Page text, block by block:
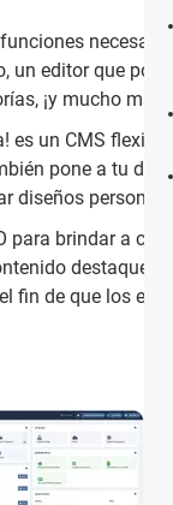
editor que
¡y mucho más!
un CMS
pone a tu
diseños
brindar a
destaquen.
de que los